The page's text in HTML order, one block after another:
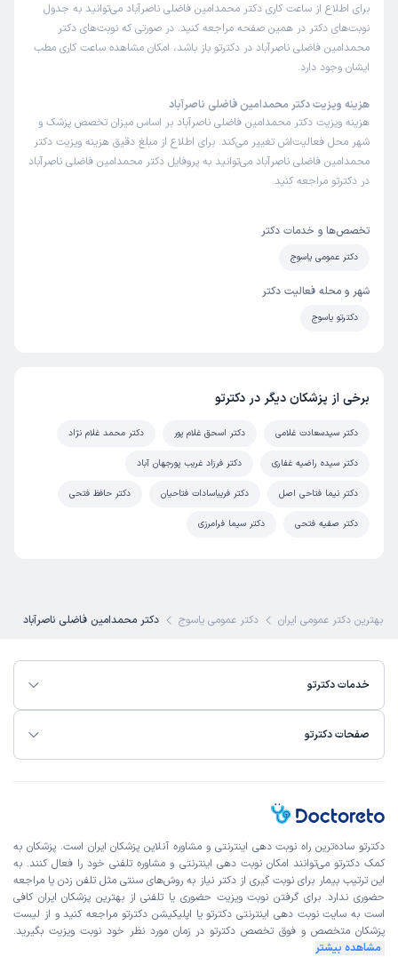
برای اطلاع از ساعت کاری دکتر محمدامین فاضلی ناصرآباد می‌توانید به جدول
نوبت‌های دکتر در همین صفحه مراجعه کنید. در صورتی که نوبت‌های دکتر
محمدامین فاضلی ناصرآباد در دکترتو باز باشد، امکان مشاهده ساعت کاری مطب
ایشان وجود دارد.
هزینه ویزیت دکتر محمدامین فاضلی ناصرآباد
هزینه ویزیت دکتر محمدامین فاضلی ناصرآباد بر اساس میزان تخصص پزشک و
شهر محل فعالیت‌اش تغییر می‌کند. برای اطلاع از مبلغ دقیق هزینه ویزیت دکتر
محمدامین فاضلی ناصرآباد می‌توانید به پروفایل دکتر محمدامین فاضلی ناصرآباد
در دکترتو مراجعه کنید.
تخصص‌ها و خدمات دکتر
دکتر عمومی یاسوج
شهر و محله فعالیت دکتر
دکترتو یاسوج
برخی از پزشکان دیگر در دکترتو
دکتر سیدسعادت غلامی دکتر اسحق غلام پور دکتر محمد غلام نژاد
دکتر سیده راضیه غفاری دکتر فرزاد غریب پورجهان آباد
دکتر نیما فتاحی اصل دکتر فریباسادات فتاحیان دکتر حافظ فتحی
دکتر صفیه فتحی دکتر سیما فرامرزی
بهترین دکتر عمومی ایران دکتر عمومی یاسوج دکتر محمدامین فاضلی ناصرآباد
خدمات دکترتو
صفحات دکترتو
دکترتو ساده‌ترین راه نوبت‌ دهی اینترنتی و مشاوره آنلاین پزشکان ایران است. پزشکان به
کمک دکترتو می‌توانند امکان نوبت دهی اینترنتی و مشاوره تلفنی خود را فعال کنند. به
این ترتیب بیمار برای نوبت گیری از دکتر نیاز به روش‌های سنتی مثل تلفن زدن یا مراجعه
حضوری ندارد. برای گرفتن نوبت ویزیت حضوری یا تلفنی از بهترین پزشکان ایران کافی
است به سایت نوبت دهی اینترنتی دکترتو یا اپلیکیشن دکترتو مراجعه کنید و از لیست
پزشکان متخصص و فوق تخصص دکترتو در زمان مورد نظر خود نوبت ویزیت بگیرید.
مشاهده بیشتر